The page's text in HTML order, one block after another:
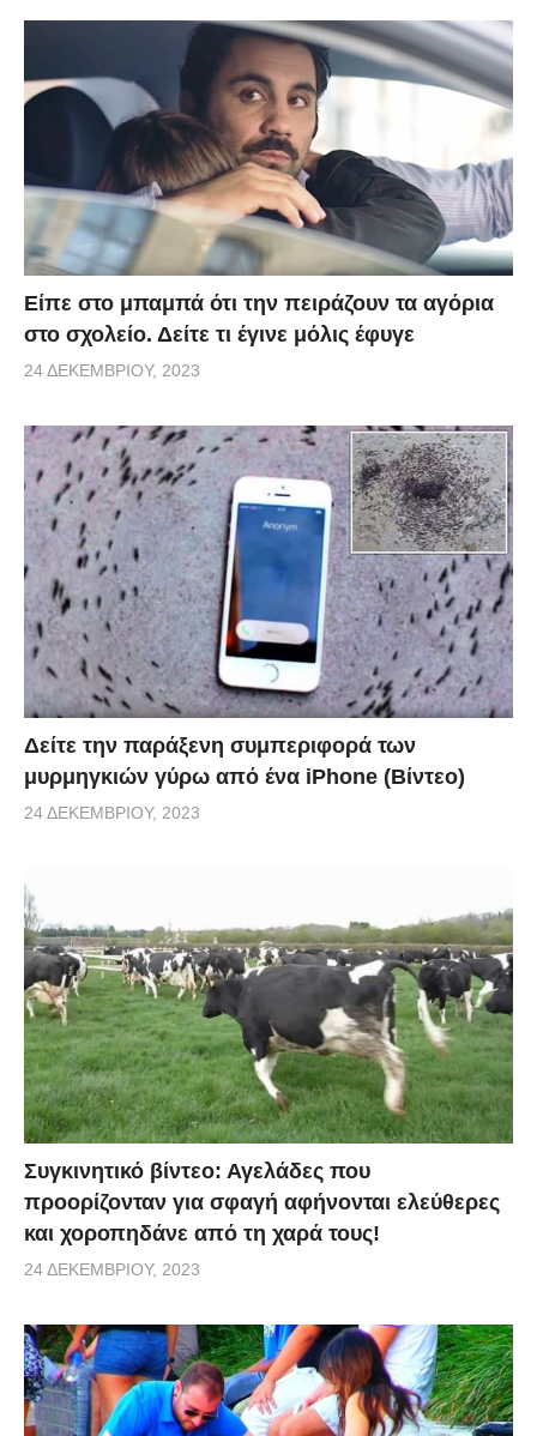
Είπε στο μπαμπά ότι την πειράζουν τα αγόρια
στο σχολείο. Δείτε τι έγινε μόλις έφυγε
24 ΔΕΚΕΜΒΡΊΟΥ, 2023
Δείτε την παράξενη συμπεριφορά των
μυρμηγκιών γύρω από ένα iPhone (Βίντεο)
24 ΔΕΚΕΜΒΡΊΟΥ, 2023
Συγκινητικό βίντεο: Αγελάδες που
προορίζονταν για σφαγή αφήνονται ελεύθερες
και χοροπηδάνε από τη χαρά τους!
24 ΔΕΚΕΜΒΡΊΟΥ, 2023